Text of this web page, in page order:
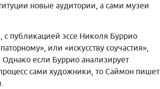
новые аудитории, а сами музеи
публикацией эссе Николя Буррио
или «искусству соучастия»,
если Буррио анализирует
сами художники, то Саймон пишет